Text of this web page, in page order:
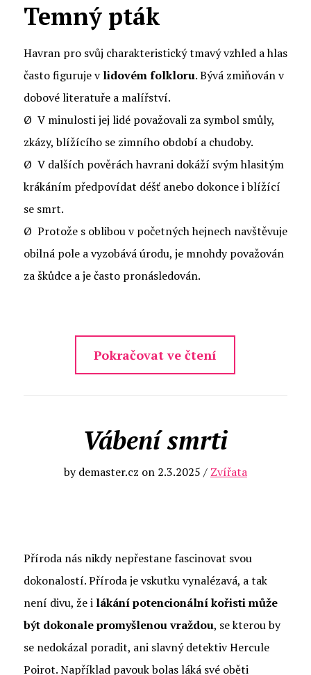
Temný pták
Havran pro svůj charakteristický tmavý vzhled a hlas
často figuruje vlidovém folkloru. Bývá zmiňován v
dobové literatuře a malířství.
Ø V minulosti jej lidé považovali za symbol smůly,
zkázy, blížícího se zimního období a chudoby.
Ø V dalších pověrách havrani dokáží svým hlasitým
krákáním předpovídat déšť anebo dokonce i blížící
se smrt.
Ø Protože s oblibou v početných hejnech navštěvuje
obilná pole a vyzobává úrodu, je mnohdy považován
za škůdce a je často pronásledován.
Pokračovat ve čtení
Vábení smrti
bydemaster.cz on 2.3.2025 / Zvířata
Příroda nás nikdy nepřestane fascinovat svou
dokonalostí. Příroda je vskutku vynalézavá, a tak
není divu, že i lákání potencionální kořisti může
být dokonale promyšlenou vraždou, se kterou by
se nedokázal poradit, ani slavný detektiv Hercule
Poirot. Například pavouk bolas láká své oběti